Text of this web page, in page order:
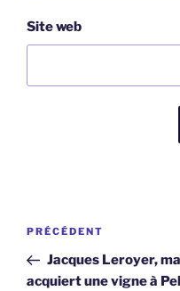
Site web
Navigation
l’article
Article
précédent
PRÉCÉDENT
Jacques Leroyer,
acquiert une vigne à